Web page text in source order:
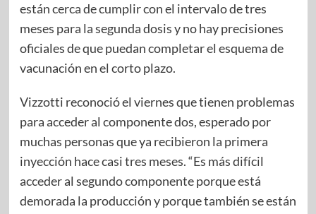
están cerca de cumplir con el intervalo de tres
meses para la segunda dosis y no hay precisiones
oficiales de que puedan completar el esquema de
vacunación en el corto plazo.
Vizzotti reconoció el viernes que tienen problemas
para acceder al componente dos, esperado por
muchas personas que ya recibieron la primera
inyección hace casi tres meses. “Es más difícil
acceder al segundo componente porque está
demorada la producción y porque también se están